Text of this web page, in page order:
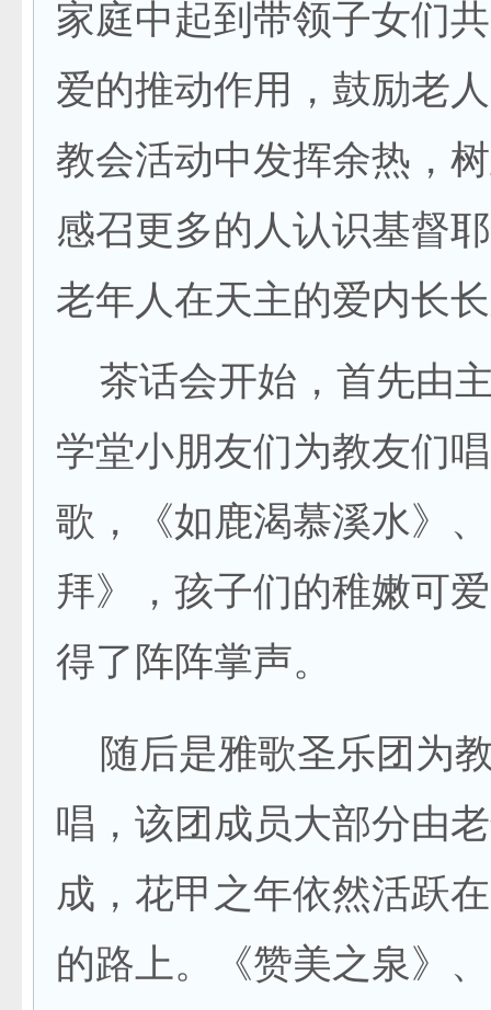
家庭中起到带领子女们
爱的推动作用，鼓励老
教会活动中发挥余热，
感召更多的人认识基督
老年人在天主的爱内长
茶话会开始，首先由
学堂小朋友们为教友们
歌，《如鹿渴慕溪水》
拜》，孩子们的稚嫩可
得了阵阵掌声。
随后是雅歌圣乐团为
唱，该团成员大部分由
成，花甲之年依然活跃
的路上。《赞美之泉》